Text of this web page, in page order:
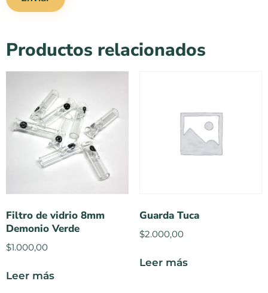
Productos relacionados
Filtro de vidrio 8mm
Demonio Verde
$1.000,00
Leer más
Guarda Tuca
$2.000,00
Leer más